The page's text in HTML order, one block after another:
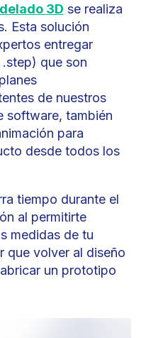
3D se realiza
Esta solución
entregar
que son
de nuestros
software, también
para
desde todos los
tiempo durante el
al permitirte
medidas de tu
que volver al diseño
un prototipo